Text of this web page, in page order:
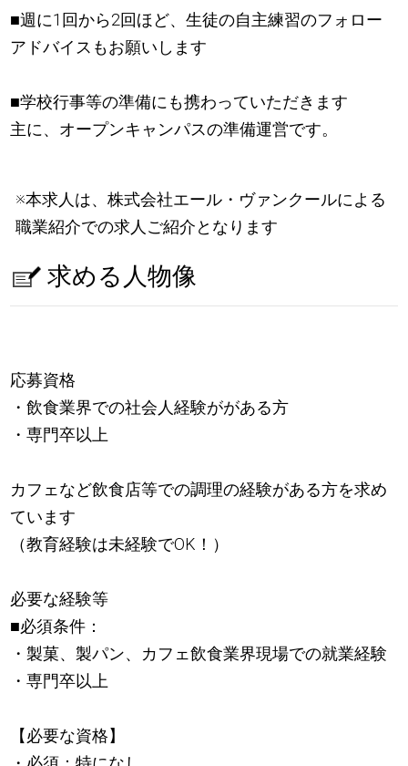
■週に1回から2回ほど、生徒の自主練習のフォロー
アドバイスもお願いします
■学校行事等の準備にも携わっていただきます
主に、オープンキャンパスの準備運営です。
※本求人は、株式会社エール・ヴァンクールによる
職業紹介での求人ご紹介となります
求める人物像
応募資格
・飲食業界での社会人経験ががある方
・専門卒以上
カフェなど飲食店等での調理の経験がある方を求め
ています
（教育経験は未経験でOK！）
必要な経験等
■必須条件：
・製菓、製パン、カフェ飲食業界現場での就業経験
・専門卒以上
【必要な資格】